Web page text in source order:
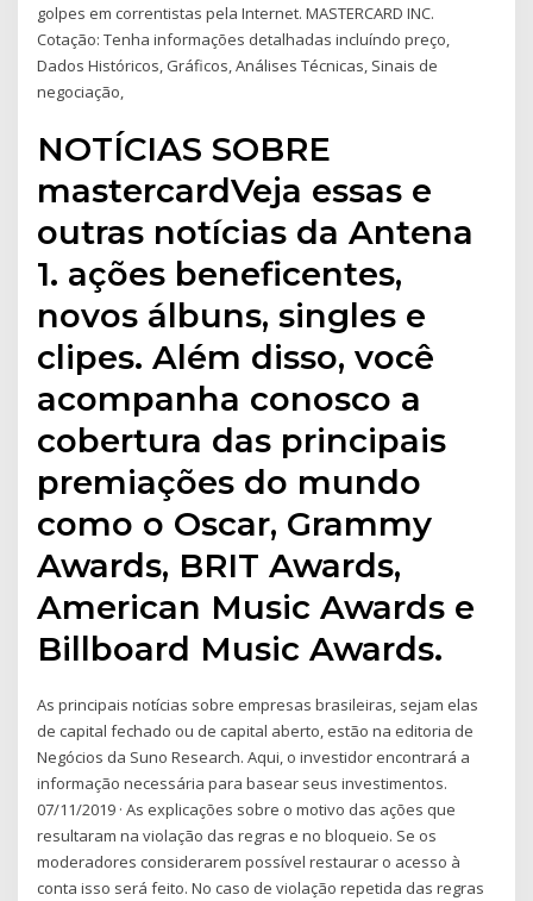
golpes em correntistas pela Internet. MASTERCARD INC.
Cotação: Tenha informações detalhadas incluíndo preço,
Dados Históricos, Gráficos, Análises Técnicas, Sinais de
negociação,
NOTÍCIAS SOBRE
mastercardVeja essas e
outras notícias da Antena
1. ações beneficentes,
novos álbuns, singles e
clipes. Além disso, você
acompanha conosco a
cobertura das principais
premiações do mundo
como o Oscar, Grammy
Awards, BRIT Awards,
American Music Awards e
Billboard Music Awards.
As principais notícias sobre empresas brasileiras, sejam elas
de capital fechado ou de capital aberto, estão na editoria de
Negócios da Suno Research. Aqui, o investidor encontrará a
informação necessária para basear seus investimentos.
07/11/2019 · As explicações sobre o motivo das ações que
resultaram na violação das regras e no bloqueio. Se os
moderadores considerarem possível restaurar o acesso à
conta isso será feito. No caso de violação repetida das regras